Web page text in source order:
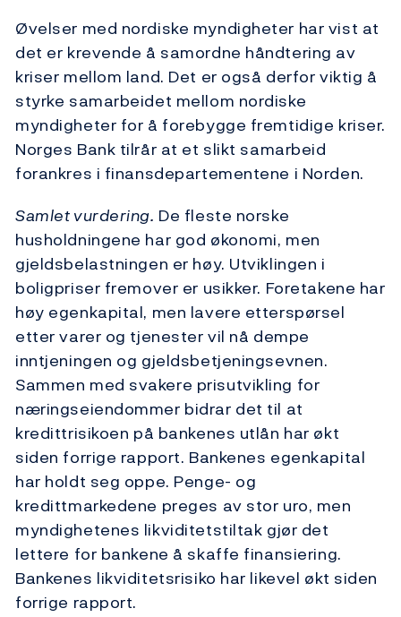
Øvelser med nordiske myndigheter har vist at
det er krevende å samordne håndtering av
kriser mellom land. Det er også derfor viktig å
styrke samarbeidet mellom nordiske
myndigheter for å forebygge fremtidige kriser.
Norges Bank tilrår at et slikt samarbeid
forankres i finansdepartementene i Norden.
Samlet vurdering. De fleste norske
husholdningene har god økonomi, men
gjeldsbelastningen er høy. Utviklingen i
boligpriser fremover er usikker. Foretakene har
høy egenkapital, men lavere etterspørsel
etter varer og tjenester vil nå dempe
inntjeningen og gjeldsbetjeningsevnen.
Sammen med svakere prisutvikling for
næringseiendommer bidrar det til at
kredittrisikoen på bankenes utlån har økt
siden forrige rapport. Bankenes egenkapital
har holdt seg oppe. Penge- og
kredittmarkedene preges av stor uro, men
myndighetenes likviditetstiltak gjør det
lettere for bankene å skaffe finansiering.
Bankenes likviditetsrisiko har likevel økt siden
forrige rapport.